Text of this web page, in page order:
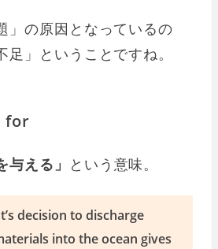
」の原因となっているの
足」ということですね。
for
与える」 という意味。
decision to discharge
into the ocean gives